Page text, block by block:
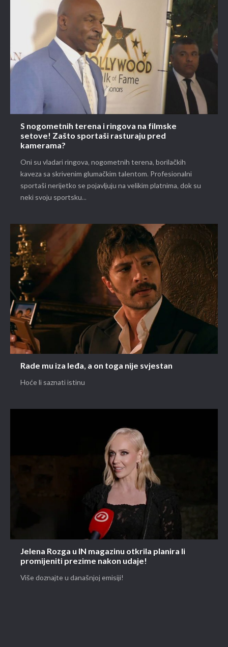
S nogometnih terena i ringova na filmske
setove! Zašto sportaši rasturaju pred
kamerama?
Oni su vladari ringova, nogometnih terena, borilačkih
kaveza sa skrivenim glumačkim talentom. Profesionalni
sportaši nerijetko se pojavljuju na velikim platnima, dok su
neki svoju sportsku...
Rade mu iza leđa, a on toga nije svjestan
Hoće li saznati istinu
Jelena Rozga u IN magazinu otkrila planira li
promijeniti prezime nakon udaje!
Više doznajte u današnjoj emisiji!